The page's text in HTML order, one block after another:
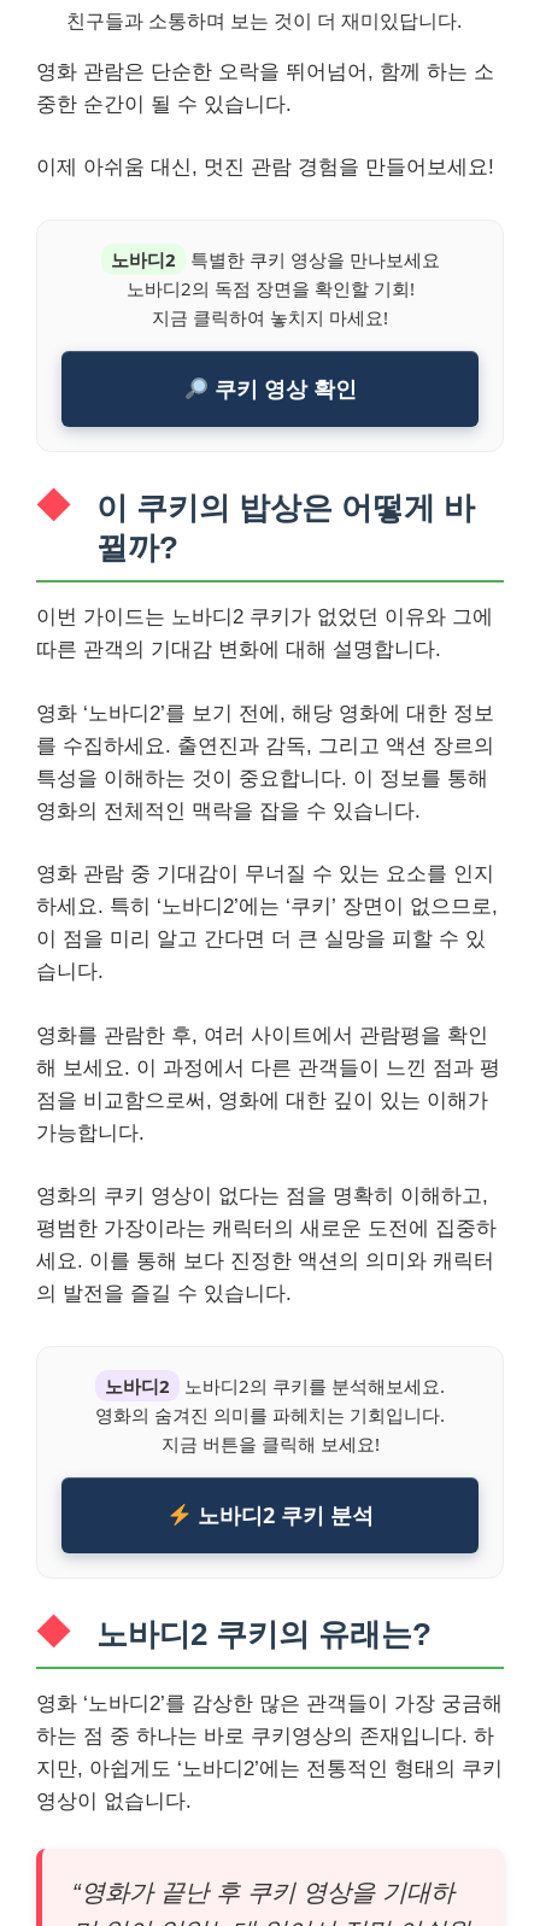
친구들과 소통하며 보는 것이 더 재미있답니다.
영화 관람은 단순한 오락을 뛰어넘어, 함께 하는 소
중한 순간이 될 수 있습니다.
이제 아쉬움 대신, 멋진 관람 경험을 만들어보세요!
노바디2
특별한 쿠키 영상을 만나보세요
노바디2의 독점 장면을 확인할 기회!
지금 클릭하여 놓치지 마세요!
쿠키 영상 확인
이 쿠키의 밥상은 어떻게 바
뀔까?
이번 가이드는 노바디2 쿠키가 없었던 이유와 그에
따른 관객의 기대감 변화에 대해 설명합니다.
영화 ‘노바디2’를 보기 전에, 해당 영화에 대한 정보
를 수집하세요. 출연진과 감독, 그리고 액션 장르의
특성을 이해하는 것이 중요합니다. 이 정보를 통해
영화의 전체적인 맥락을 잡을 수 있습니다.
영화 관람 중 기대감이 무너질 수 있는 요소를 인지
하세요. 특히 ‘노바디2’에는 ‘쿠키’ 장면이 없으므로,
이 점을 미리 알고 간다면 더 큰 실망을 피할 수 있
습니다.
영화를 관람한 후, 여러 사이트에서 관람평을 확인
해 보세요. 이 과정에서 다른 관객들이 느낀 점과 평
점을 비교함으로써, 영화에 대한 깊이 있는 이해가
가능합니다.
영화의 쿠키 영상이 없다는 점을 명확히 이해하고,
평범한 가장이라는 캐릭터의 새로운 도전에 집중하
세요. 이를 통해 보다 진정한 액션의 의미와 캐릭터
의 발전을 즐길 수 있습니다.
노바디2
노바디2의 쿠키를 분석해보세요.
영화의 숨겨진 의미를 파헤치는 기회입니다.
지금 버튼을 클릭해 보세요!
노바디2 쿠키 분석
노바디2 쿠키의 유래는?
영화 ‘노바디2’를 감상한 많은 관객들이 가장 궁금해
하는 점 중 하나는 바로 쿠키영상의 존재입니다. 하
지만, 아쉽게도 ‘노바디2’에는 전통적인 형태의 쿠키
영상이 없습니다.
“영화가 끝난 후 쿠키 영상을 기대하